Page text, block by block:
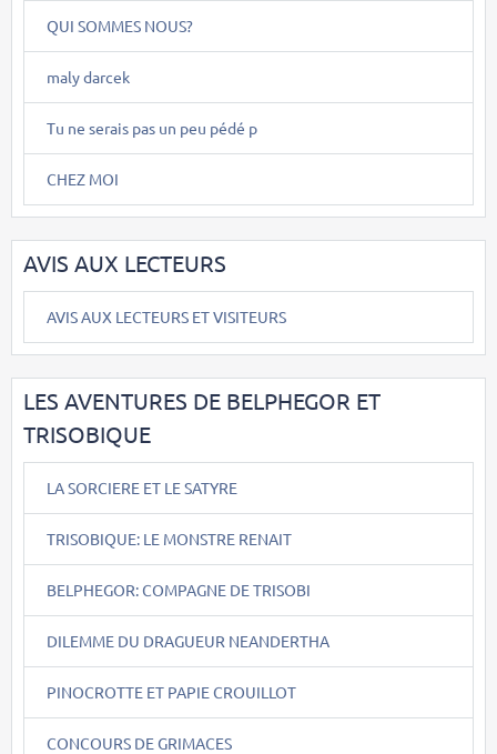
QUI SOMMES NOUS?
maly darcek
Tu ne serais pas un peu pédé p
CHEZ MOI
AVIS AUX LECTEURS
AVIS AUX LECTEURS ET VISITEURS
LES AVENTURES DE BELPHEGOR ET
TRISOBIQUE
LA SORCIERE ET LE SATYRE
TRISOBIQUE: LE MONSTRE RENAIT
BELPHEGOR: COMPAGNE DE TRISOBI
DILEMME DU DRAGUEUR NEANDERTHA
PINOCROTTE ET PAPIE CROUILLOT
CONCOURS DE GRIMACES